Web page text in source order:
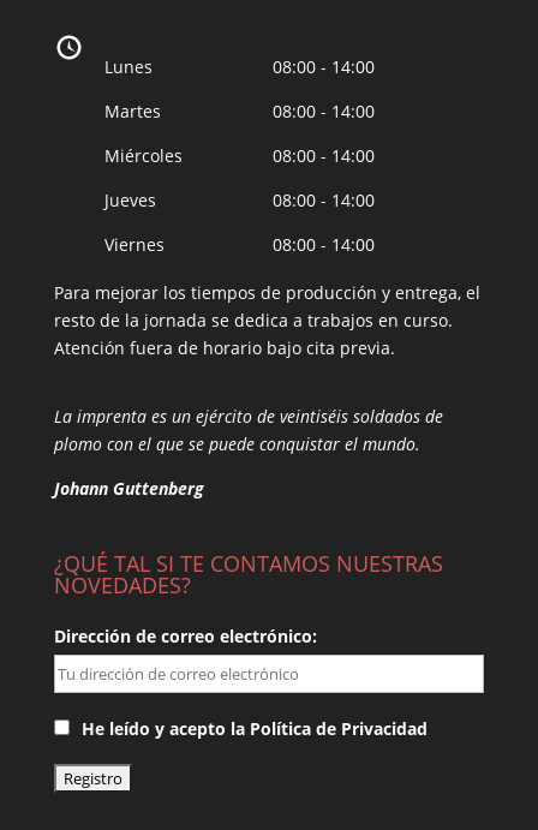
Lunes
08:00 - 14:00
Martes
08:00 - 14:00
Miércoles
08:00 - 14:00
Jueves
08:00 - 14:00
Viernes
08:00 - 14:00
Para mejorar los tiempos de producción y entrega, el
resto de la jornada se dedica a trabajos en curso.
Atención fuera de horario bajo cita previa.
La imprenta es un ejército de veintiséis soldados de
plomo con el que se puede conquistar el mundo.
Johann Guttenberg
¿QUÉ TAL SI TE CONTAMOS NUESTRAS
NOVEDADES?
Dirección de correo electrónico:
He leído y acepto la Política de Privacidad